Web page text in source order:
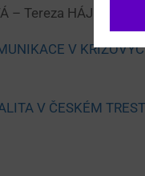
– Tereza HÁJKOVÁ
V
V ČESKÉM